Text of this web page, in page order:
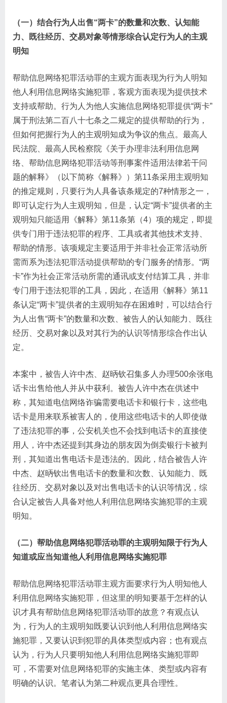
（一）结合行为人出售“两卡”的数量和次数、认知能
力、既往经历、交易对象等情形综合认定行为人的主观
明知
帮助信息网络犯罪活动罪的主观方面表现为行为人明知
他人利用信息网络实施犯罪，客观方面表现为提供技术
支持或帮助。行为人为他人实施信息网络犯罪提供“两卡”
属于刑法第二百八十七条之二规定的提供帮助的行为，
但如何把握行为人的主观明知成为争议的焦点。最高人
民法院、最高人民检察院《关于办理非法利用信息网
络、帮助信息网络犯罪活动等刑事案件适用法律若干问
题的解释》（以下简称《解释》）第11条采用主观明知
的推定规则，只要行为人具备该条规定的7种情形之一，
即可认定行为人主观明知，但是，认定“两卡”提供者的主
观明知只能适用《解释》第11条第（4）项的规定，即提
供专门用于违法犯罪的程序、工具或者其他技术支持、
帮助的情形。该项规定主要适用于并非社会正常活动所
需而系为违法犯罪活动提供帮助的专门服务的情形。“两
卡”作为社会正常活动所需的通讯或支付结算工具，并非
专门用于违法犯罪的工具，因此，在适用《解释》第11
条认定“两卡”提供者的主观明知存在困难时，可以结合行
为人出售“两卡”的数量和次数、被告人的认知能力、既往
经历、交易对象以及对其行为的认识等情形综合作出认
定。
本案中，被告人许中杰、赵昞钦召集多人办理500余张电
话卡出售给他人并从中获利。被告人许中杰在供述中
称，其知道电信网络诈骗需要电话卡和银行卡，这些电
话卡是用来联系被害人的，使用这些电话卡的人即使做
了违法犯罪的事，公安机关也不会找到电话卡的直接使
用人，许中杰还提到其身边的朋友因为倒卖银行卡被判
刑，其知道出售电话卡是违法的。因此，结合被告人许
中杰、赵昞钦出售电话卡的数量和次数、认知能力、既
往经历、交易对象以及对出售电话卡的认识等情况，综
合认定被告人具备对他人利用信息网络实施犯罪的主观
明知。
（二）帮助信息网络犯罪活动罪的主观明知限于行为人
知道或应当知道他人利用信息网络实施犯罪
帮助信息网络犯罪活动罪主观方面要求行为人明知他人
利用信息网络实施犯罪，但这里的明知要基于怎样的认
识才具有帮助信息网络犯罪活动罪的故意？有观点认
为，行为人的主观明知既要认识到他人利用信息网络实
施犯罪，又要认识到犯罪的具体类型或内容；也有观点
认为，行为人只要明知他人利用信息网络实施犯罪即
可，不需要对信息网络犯罪的实施主体、类型或内容有
明确的认识。笔者认为第二种观点更具合理性。